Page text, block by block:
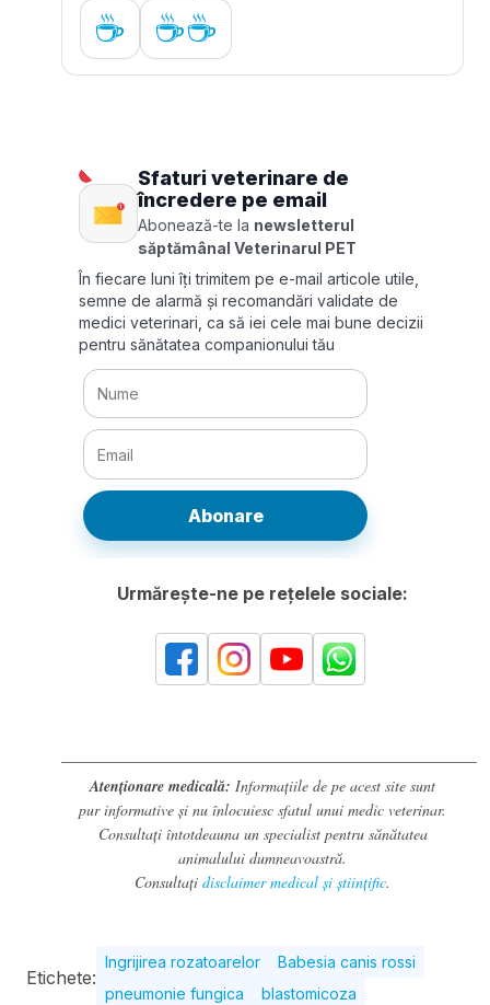
☕ ☕☕
Sfaturi veterinare de
încredere pe email
Abonează-te la newsletterul
săptămânal Veterinarul PET
În fiecare luni îți trimitem pe e-mail articole utile,
semne de alarmă și recomandări validate de
medici veterinari, ca să iei cele mai bune decizii
pentru sănătatea companionului tău
Abonare
Urmărește-ne pe rețelele sociale:
Atenționare medicală: Informațiile de pe acest site sunt
pur informative și nu înlocuiesc sfatul unui medic veterinar.
Consultați întotdeauna un specialist pentru sănătatea
animalului dumneavoastră.
Consultați disclaimer medical și științific.
Etichete:
Ingrijirea rozatoarelor
Babesia canis rossi
pneumonie fungica
blastomicoza